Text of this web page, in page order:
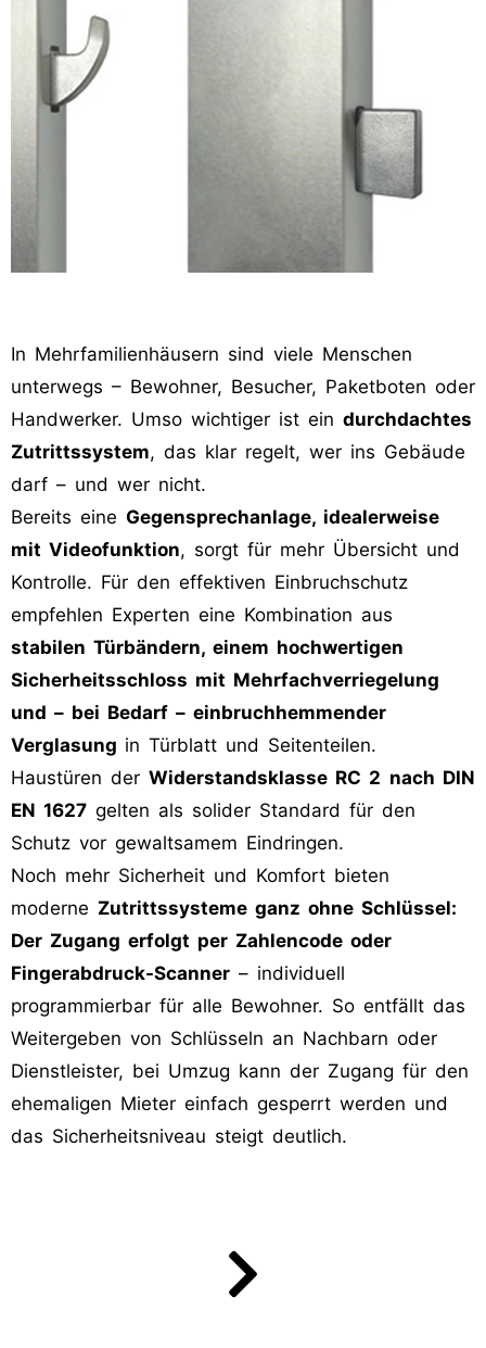
In Mehrfamilienhäusern sind viele Menschen
unterwegs – Bewohner, Besucher, Paketboten oder
Handwerker. Umso wichtiger ist ein durchdachtes
Zutrittssystem, das klar regelt, wer ins Gebäude
darf – und wer nicht.
Bereits eine Gegensprechanlage, idealerweise
mit Videofunktion, sorgt für mehr Übersicht und
Kontrolle. Für den effektiven Einbruchschutz
empfehlen Experten eine Kombination aus
stabilen Türbändern, einem hochwertigen
Sicherheitsschloss mit Mehrfachverriegelung
und – bei Bedarf – einbruchhemmender
Verglasung in Türblatt und Seitenteilen.
Haustüren der Widerstandsklasse RC 2 nach DIN
EN 1627 gelten als solider Standard für den
Schutz vor gewaltsamem Eindringen.
Noch mehr Sicherheit und Komfort bieten
moderne Zutrittssysteme ganz ohne Schlüssel:
Der Zugang erfolgt per Zahlencode oder
Fingerabdruck-Scanner – individuell
programmierbar für alle Bewohner. So entfällt das
Weitergeben von Schlüsseln an Nachbarn oder
Dienstleister, bei Umzug kann der Zugang für den
ehemaligen Mieter einfach gesperrt werden und
das Sicherheitsniveau steigt deutlich.